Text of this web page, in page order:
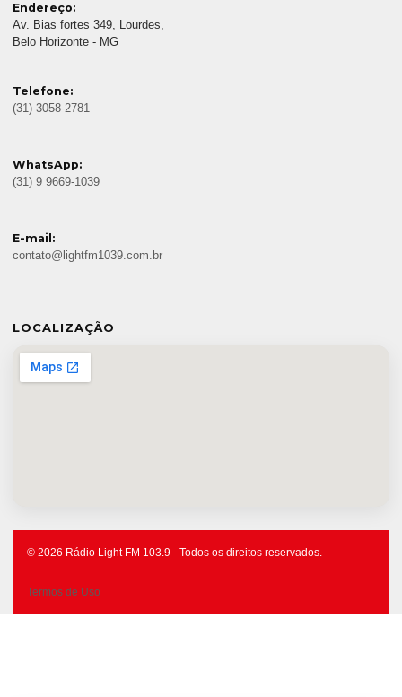
Endereço:
Av. Bias fortes 349, Lourdes,
Belo Horizonte - MG
Telefone:
(31) 3058-2781
WhatsApp:
(31) 9 9669-1039
E-mail:
contato@lightfm1039.com.br
LOCALIZAÇÃO
© 2026 Rádio Light FM 103.9 - Todos os direitos reservados.
Termos de Uso